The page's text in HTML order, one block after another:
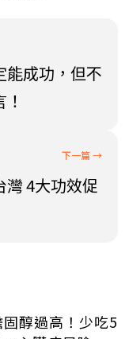
能成功，但不
4大功效促
醇過高！少吃5